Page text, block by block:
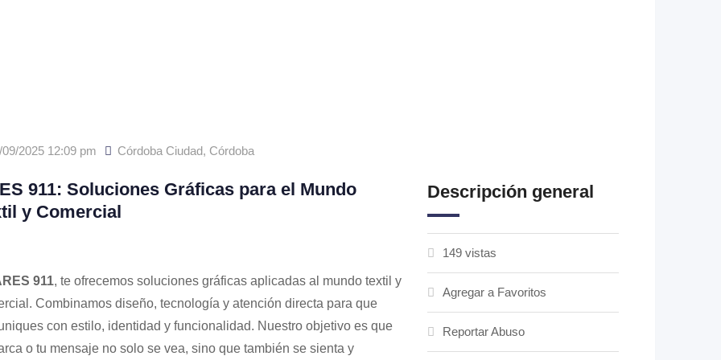
2025 12:09 pm Córdoba Ciudad, Córdoba
911: Soluciones Gráficas para el Mundo
y Comercial
911, te ofrecemos soluciones gráficas aplicadas al mundo textil y
Combinamos diseño, tecnología y atención directa para que
con estilo, identidad y funcionalidad. Nuestro objetivo es que
o tu mensaje no solo se vea, sino que también se sienta y
Descripción general
149 vistas
Agregar a Favoritos
Reportar Abuso